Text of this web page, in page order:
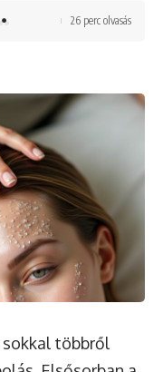
26 perc olvasás
sokkal többről